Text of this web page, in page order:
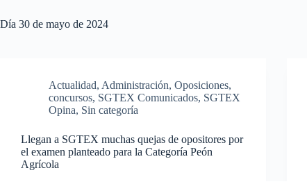
Día 30 de mayo de 2024
Actualidad, Administración, Oposiciones,
concursos, SGTEX Comunicados, SGTEX
Opina, Sin categoría
Llegan a SGTEX muchas quejas de opositores por
el examen planteado para la Categoría Peón
Agrícola